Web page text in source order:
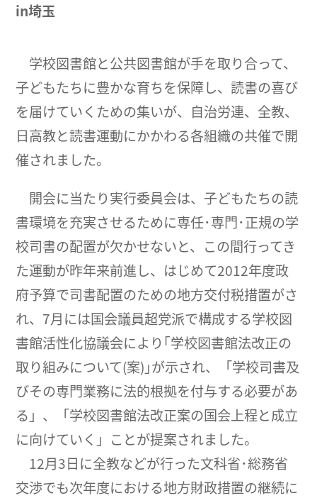
in埼玉
学校図書館と公共図書館が手を取り合って、
子どもたちに豊かな育ちを保障し、読書の喜び
を届けていくための集いが、自治労連、全教、
日高教と読書運動にかかわる各組織の共催で開
催されました。
開会に当たり実行委員会は、子どもたちの読
書環境を充実させるために専任･専門･正規の学
校司書の配置が欠かせないと、この間行ってき
た運動が昨年来前進し、はじめて2012年度政
府予算で司書配置のための地方交付税措置がさ
れ、7月には国会議員超党派で構成する学校図
書館活性化協議会により｢学校図書館法改正の
取り組みについて(案)｣が示され、「学校司書及
びその専門業務に法的根拠を付与する必要があ
る」、「学校図書館法改正案の国会上程と成立
に向けていく」ことが提案されました。
12月3日に全教などが行った文科省･総務省
交渉でも次年度における地方財政措置の継続に